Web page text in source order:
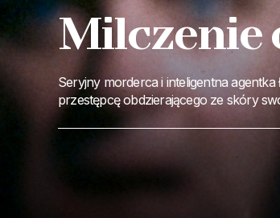
Milczenie
Seryjny morderca i inteligentna agentka
przestępcę obdzierającego ze skóry